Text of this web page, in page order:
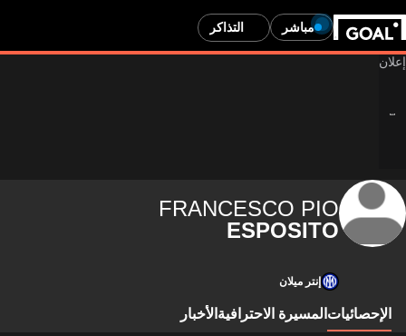
مباشر التذاكر
FRANCESCO PIO
ESPOSITO
إنتر ميلان
الإحصائيات المسيرة الاحترافية الأخبار